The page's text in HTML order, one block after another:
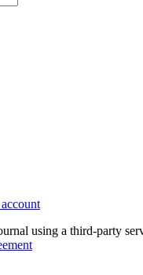
using a third-party